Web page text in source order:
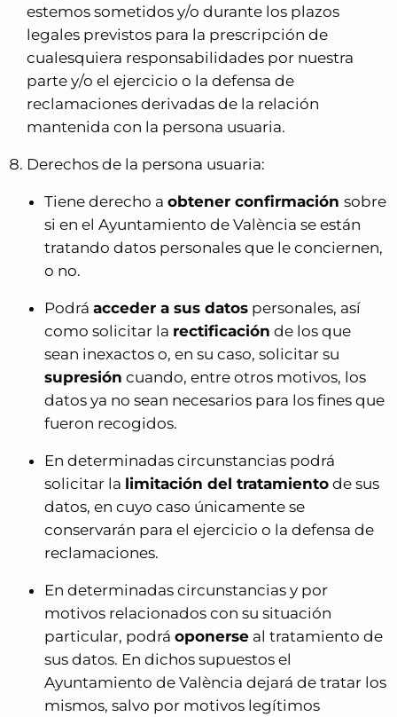
estemos sometidos y/o durante los plazos
legales previstos para la prescripción de
cualesquiera responsabilidades por nuestra
parte y/o el ejercicio o la defensa de
reclamaciones derivadas de la relación
mantenida con la persona usuaria.
Derechos de la persona usuaria:
Tiene derecho a obtener confirmación sobre
si en el Ayuntamiento de València se están
tratando datos personales que le conciernen,
o no.
Podrá acceder a sus datos personales, así
como solicitar la rectificación de los que
sean inexactos o, en su caso, solicitar su
supresión cuando, entre otros motivos, los
datos ya no sean necesarios para los fines que
fueron recogidos.
En determinadas circunstancias podrá
solicitar la limitación del tratamiento de sus
datos, en cuyo caso únicamente se
conservarán para el ejercicio o la defensa de
reclamaciones.
En determinadas circunstancias y por
motivos relacionados con su situación
particular, podrá oponerse al tratamiento de
sus datos. En dichos supuestos el
Ayuntamiento de València dejará de tratar los
mismos, salvo por motivos legítimos